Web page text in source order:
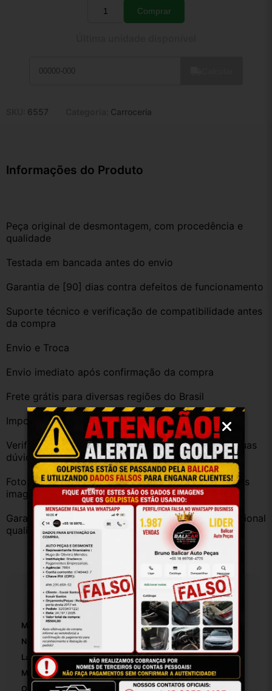
Quantidade
Comprar
6557 Carroceria
Informações do Produto
Peça original de desmontagem, com procedência e
qualidade
Testada em bancada antes do envio
Garantia de [90] dias contra defeitos de funcionamento
Suporte técnico e verificação de compatibilidade antes
da compra
Envio e Troca
Envio imediato após confirmação da compra
Frete grátis para diversas regiões do Brasil
Importante
Verifique a compatibilidade com seu veículo. Tire suas
dúvidas no campo de perguntas!
Fotos reais do produto. Peça exatamente igual à das
imagens.
Garantia válida somente com instalação por profissional
qualificado.
Especificações
Marca: Gm
Número De Peça: C105 L C105 R
Lado: Ambos Lados
Material:
Origem: